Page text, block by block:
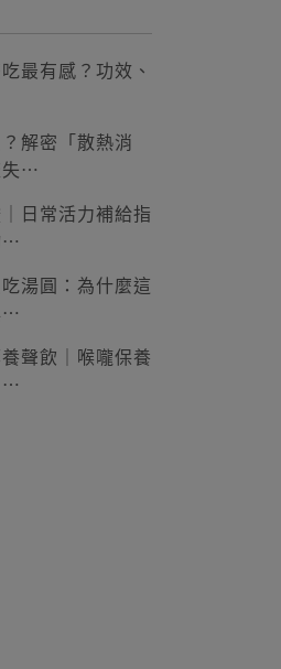
最有感？功效、
解密「散熱消
失⋯
日常活力補給指
⋯
湯圓：為什麼這
⋯
聲飲｜喉嚨保養
⋯